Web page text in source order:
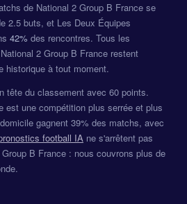
de National 2 Group B France se
2.5 buts, et Les Deux Équipes
42% des rencontres. Tous les
2 Group B France restent
à tout moment.
tête du classement avec 60 points.
est une compétition plus serrée et plus
gagnent 39% des matchs, avec
football IA ne s'arrêtent pas
B France : nous couvrons plus de